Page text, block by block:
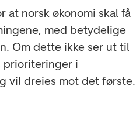
norsk økonomi skal få
med betydelige
Om dette ikke ser ut til
prioriteringer i
vil dreies mot det første.